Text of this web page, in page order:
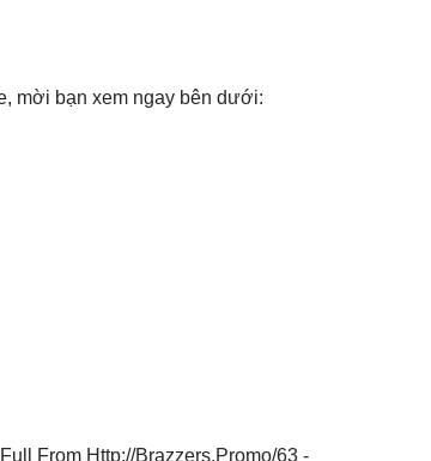
mời bạn xem ngay bên dưới: